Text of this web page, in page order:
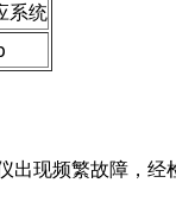
系统
现频繁故障，经